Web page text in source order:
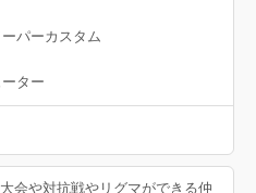
パーカスタム
ター
会や対抗戦やリグマができる仲